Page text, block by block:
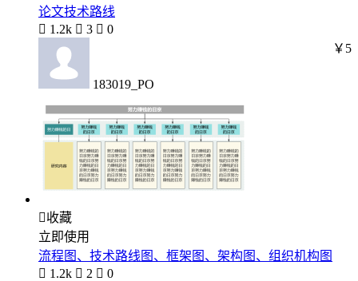
论文技术路线
 1.2k  3  0
183019_PO
￥5
收藏
立即使用
流程图、技术路线图、框架图、架构图、组织机构图
 1.2k  2  0